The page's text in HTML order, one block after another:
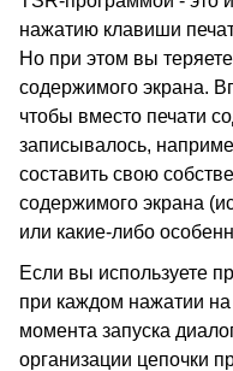
нажатию клавиши
Но при этом вы
содержимого экрана.
чтобы вместо печати
записывалось,
составить свою
содержимого экрана
или какие-либо
Если вы используете
при каждом нажатии
момента запуска
организации цепочки